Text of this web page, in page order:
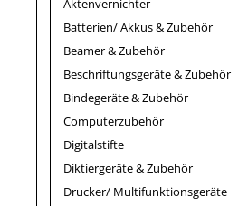
Aktenvernichter
Batterien/ Akkus & Zubehör
Beamer & Zubehör
Beschriftungsgeräte & Zubehör
Bindegeräte & Zubehör
Computerzubehör
Digitalstifte
Diktiergeräte & Zubehör
Drucker/ Multifunktionsgeräte